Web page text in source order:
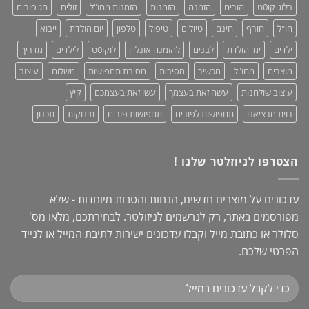
אופנתיות
+
מחמאות!
בלוג-קו0ט
הורים הזמנה הזמנות הזמנות מחו"ל זולים
חג פורים
חו"ל
חורף חינם טיולים טיפול טלפון יום הולדת
ייבוא
ילדים
ימי הולדת לבנים להזמנה אונליין לוקו0ט לילדים
מדריך
מוצרים
מחו"ל מכשיר מסיבות מסיבת תחפושות משלוח
עיצוב
עיצוב שולחנות
עשה זאת בעצמך עשו זאת בעצמכם
קיץ
רוית מרציאנו
תחפושות לפורים תחפושות פורים תינוקות תכנון
הצטרפו לניוזלטר שלנו !
עדכונים על מוצרים חדשים, הנחות והטבות מיוחדות - שלא
מפורסמים באתר, רק לנרשמים לניזולטר. לבחירתכם, מלאו מס'
סלולר או כתובת מייל וקבלו עדכונים ישירות לתיבת המייל או לנייד
הפרטי שלכם.